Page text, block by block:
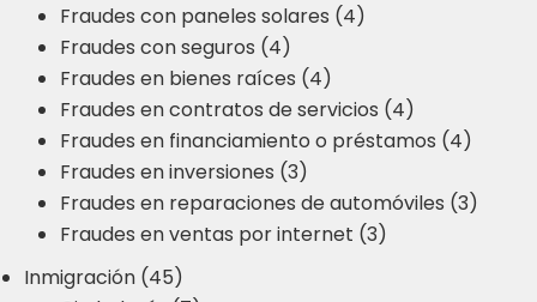
Fraudes con paneles solares (4)
Fraudes con seguros (4)
Fraudes en bienes raíces (4)
Fraudes en contratos de servicios (4)
Fraudes en financiamiento o préstamos (4)
Fraudes en inversiones (3)
Fraudes en reparaciones de automóviles (3)
Fraudes en ventas por internet (3)
Inmigración (45)